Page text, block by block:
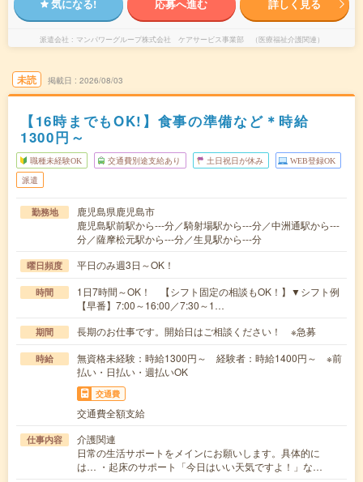
気になる! 応募へ進む 詳しく見る
派遣会社 マンパワーグループ株式会社 ケアサービス事業部 （医療福祉介護関連）
未読 掲載日 2026/08/03
【16時までもOK!】食事の準備など＊時給
1300円～
職種未経験OK 交通費別途支給あり 土日祝日が休み WEB登録OK
派遣
勤務地
鹿児島県鹿児島市
鹿児島駅前駅から---分／騎射場駅から---分／中洲通駅から---
分／薩摩松元駅から---分／生見駅から---分
曜日頻度 平日のみ週3日～OK！
時間
1日7時間～OK！ 【シフト固定の相談もOK！】▼シフト例
【早番】7:00～16:00／7:30～1…
期間 長期のお仕事です。開始日はご相談ください！ ※急募
時給
無資格未経験：時給1300円～ 経験者：時給1400円～ ※前
払い・日払い・週払いOK
交通費
交通費全額支給
仕事内容
介護関連
日常の生活サポートをメインにお願いします。具体的に
は… ・起床のサポート「今日はいい天気ですよ！」な…